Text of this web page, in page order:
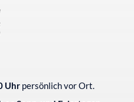
Uhr persönlich vor Ort.